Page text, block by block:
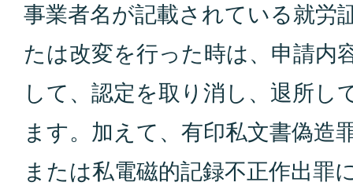
事業者名が記載されている就労
たは改変を行った時は、申請内
して、認定を取り消し、退所し
ます。加えて、有印私文書偽造
または私電磁的記録不正作出罪